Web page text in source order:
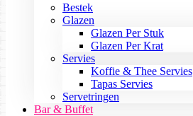
Bestek
Glazen
Glazen Per Stuk
Glazen Per Krat
Servies
Koffie & Thee Servies
Tapas Servies
Servetringen
Bar & Buffet